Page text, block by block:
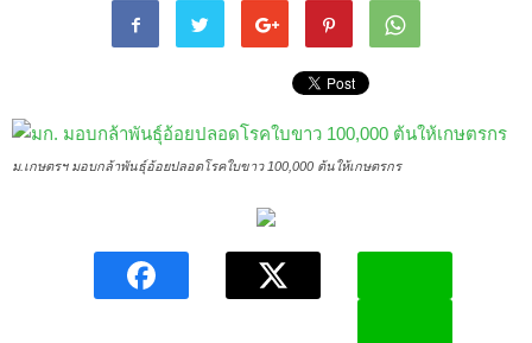
ม.เกษตรฯ มอบกล้าพันธุ์อ้อยปลอดโรคใบขาว 100,000 ต้นให้เกษตรกร